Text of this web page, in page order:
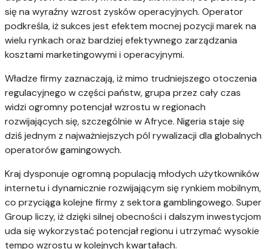
się na wyraźny wzrost zysków operacyjnych. Operator
podkreśla, iż sukces jest efektem mocnej pozycji marek na
wielu rynkach oraz bardziej efektywnego zarządzania
kosztami marketingowymi i operacyjnymi.
Władze firmy zaznaczają, iż mimo trudniejszego otoczenia
regulacyjnego w części państw, grupa przez cały czas
widzi ogromny potencjał wzrostu w regionach
rozwijających się, szczególnie w Afryce. Nigeria staje się
dziś jednym z najważniejszych pól rywalizacji dla globalnych
operatorów gamingowych.
Kraj dysponuje ogromną populacją młodych użytkowników
internetu i dynamicznie rozwijającym się rynkiem mobilnym,
co przyciąga kolejne firmy z sektora gamblingowego. Super
Group liczy, iż dzięki silnej obecności i dalszym inwestycjom
uda się wykorzystać potencjał regionu i utrzymać wysokie
tempo wzrostu w kolejnych kwartałach.